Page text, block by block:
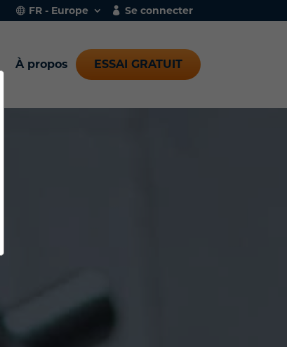
FR - Europe Se connecter
À propos ESSAI GRATUIT